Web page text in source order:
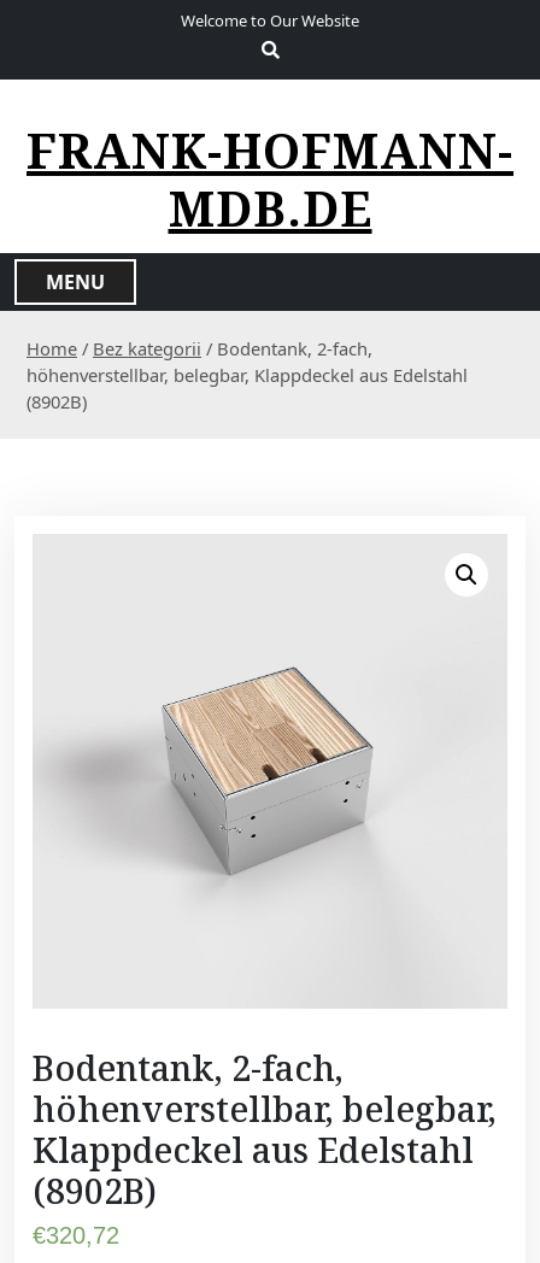
Welcome to Our Website
FRANK-HOFMANN-
MDB.DE
MENU
Home / Bez kategorii / Bodentank, 2-fach,
höhenverstellbar, belegbar, Klappdeckel aus Edelstahl
(8902B)
Bodentank, 2-fach,
höhenverstellbar, belegbar,
Klappdeckel aus Edelstahl
(8902B)
€320,72